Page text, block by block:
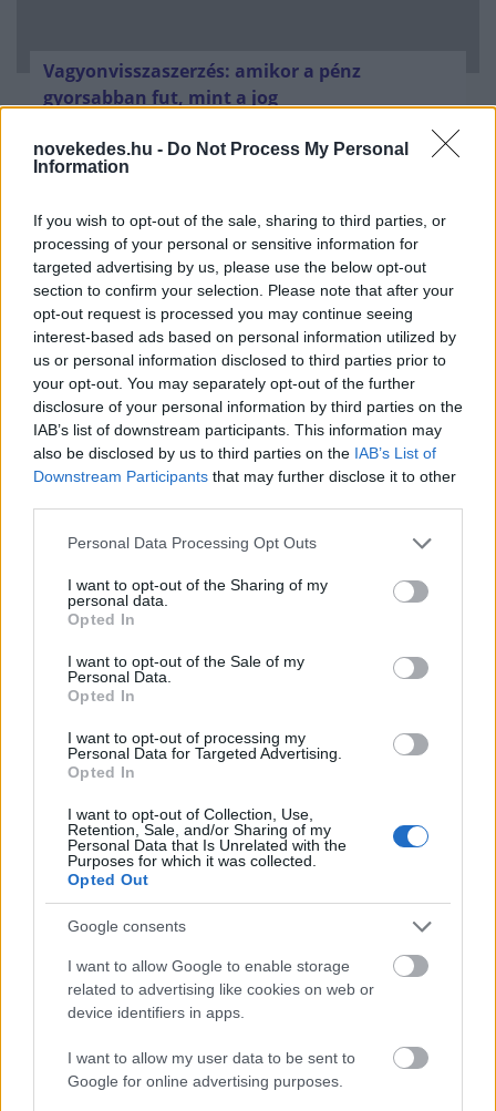
novekedes.hu - Do Not Process My Personal
Information
If you wish to opt-out of the sale, sharing to third parties, or
processing of your personal or sensitive information for
targeted advertising by us, please use the below opt-out
section to confirm your selection. Please note that after your
opt-out request is processed you may continue seeing
interest-based ads based on personal information utilized by
us or personal information disclosed to third parties prior to
your opt-out. You may separately opt-out of the further
disclosure of your personal information by third parties on the
IAB’s list of downstream participants. This information may
also be disclosed by us to third parties on the IAB’s List of
Downstream Participants that may further disclose it to other
Please note that this website/app uses one or more Google
not limited to your visit or usage behaviour. You may click to
grant or deny consent to Google and its third-party tags to
use your data for below specified purposes in below Google
consent section.
Personal Data Processing Opt Outs
I want to opt-out of the Sharing of my
personal data.
Opted In
I want to opt-out of the Sale of my
Personal Data.
Opted In
I want to opt-out of processing my
Personal Data for Targeted Advertising.
Opted In
I want to opt-out of Collection, Use,
Retention, Sale, and/or Sharing of my
Personal Data that Is Unrelated with the
Purposes for which it was collected.
Opted Out
Google consents
I want to allow Google to enable storage
related to advertising like cookies on web or
device identifiers in apps.
I want to allow my user data to be sent to
Google for online advertising purposes.
Vagyonvisszaszerzés: amikor a pénz
gyorsabban fut, mint a jog
Kéthónapos a Tisza-kormány: íme a mérleg!
ELEMZÉSEK 2026. júl. 21.
Uniós források: íme a teendők, amelyek a
pénzek érkezéséhez még szükségesek
ELEMZÉSEK 2026. júl. 20.
Minden idők legjövedelmezőbbje és
legdrágábbja volt az amerikai foci vb -